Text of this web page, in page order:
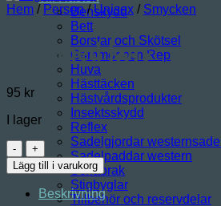
Benskydd
Bett
Borstar och Skötsel
Grimmor och Rep
Huva
Hästtäcken
Hästvårdsprodukter
Insektsskydd
Reflex
Sadelgjordar westernsadel
Sadelpaddar western
Schabrak
Stigbyglar
Tillbehör och reservdelar
Hem / Person / Unisex / Smycken
Ring med kors
95 kr
I lager
Ring
med
kors
mängd
Lägg till i varukorg
Beskrivning